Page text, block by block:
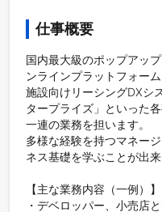
仕事概要
国内最大級のポップアッ
ンラインプラットフォー
施設向けリーシングDXシ
タープライズ」といった
一連の業務を担います。
多様な経験を持つマネー
ネス基礎を学ぶことが出来
【主な業務内容（一例）】
・デベロッパー、小売店